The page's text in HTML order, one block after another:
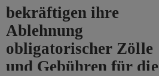
bekräftigen ihre
Ablehnung
obligatorischer Zölle
und Gebühren für die